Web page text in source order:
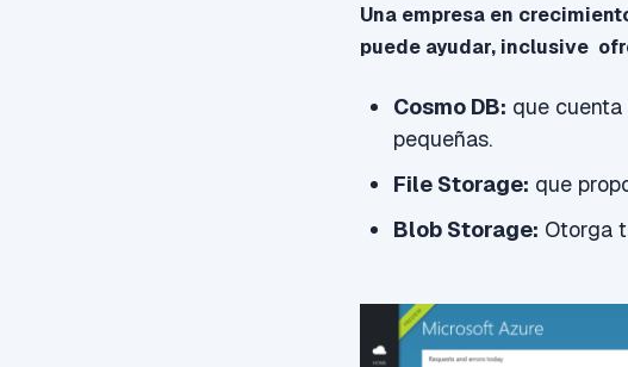
Una empresa en
puede ayudar, inclusive
CosmoDB: que
pequeñas.
File Storage: que
Blob Storage: Otorga